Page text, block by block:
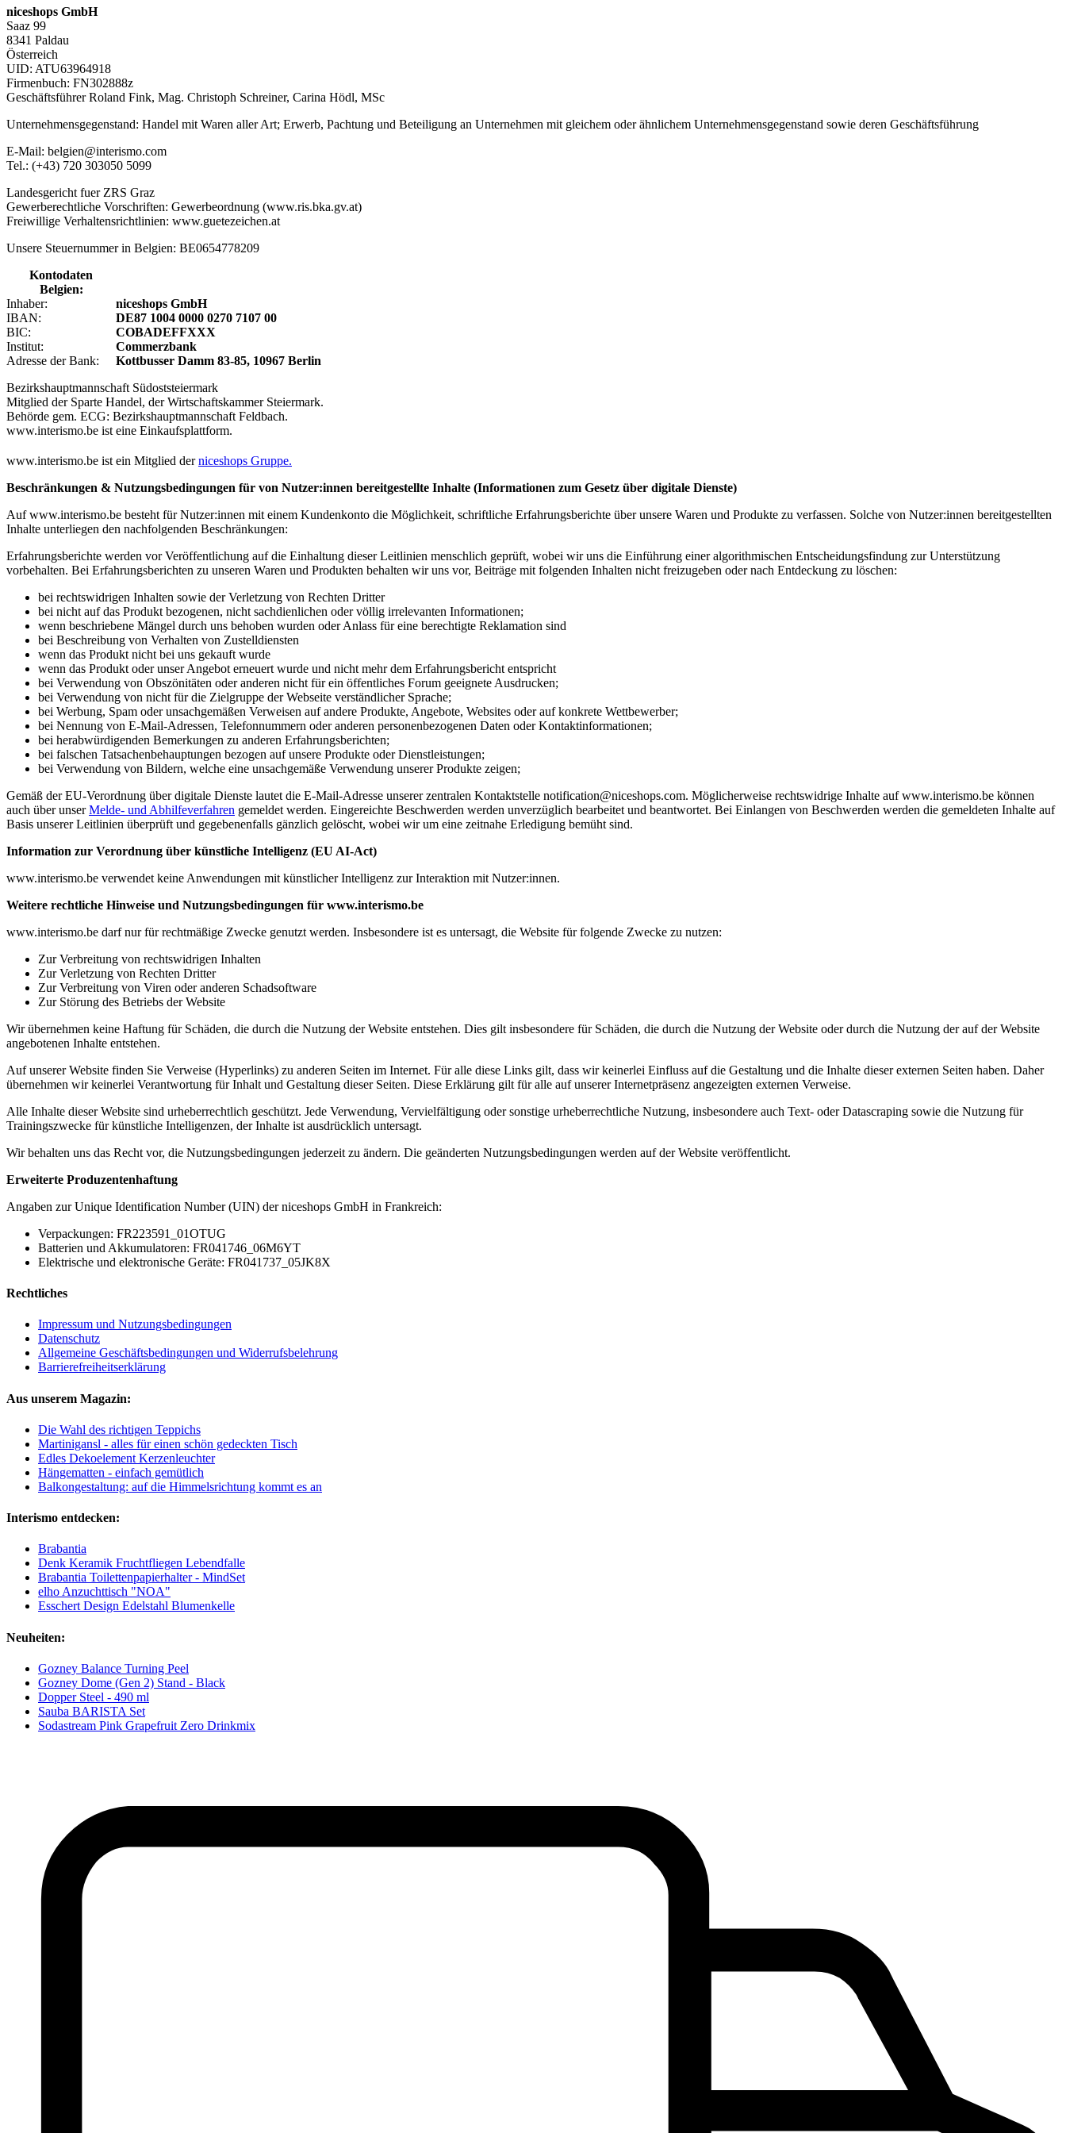
niceshops GmbH
Saaz 99
8341 Paldau
Österreich
UID: ATU63964918
Firmenbuch: FN302888z
Geschäftsführer Roland Fink, Mag. Christoph Schreiner, Carina Hödl, MSc
Unternehmensgegenstand: Handel mit Waren aller Art; Erwerb, Pachtung und Beteiligung an Unternehmen mit gleichem oder ähnlichem Unternehmensgegenstand sowie deren Geschäftsführung
E-Mail: belgien@interismo.com
Tel.: (+43) 720 303050 5099
Landesgericht fuer ZRS Graz
Gewerberechtliche Vorschriften: Gewerbeordnung (www.ris.bka.gv.at)
Freiwillige Verhaltensrichtlinien: www.guetezeichen.at
Unsere Steuernummer in Belgien: BE0654778209
Kontodaten
Belgien:
Inhaber:
niceshops GmbH
IBAN:
DE87 1004 0000 0270 7107 00
BIC:
COBADEFFXXX
Institut:
Commerzbank
Adresse der Bank:
Kottbusser Damm 83-85, 10967 Berlin
Bezirkshauptmannschaft Südoststeiermark
Mitglied der Sparte Handel, der Wirtschaftskammer Steiermark.
Behörde gem. ECG: Bezirkshauptmannschaft Feldbach.
www.interismo.be ist eine Einkaufsplattform.
www.interismo.be ist ein Mitglied derniceshops Gruppe.
Beschränkungen & Nutzungsbedingungen für von Nutzer:innen bereitgestellte Inhalte (Informationen zum Gesetz über digitale Dienste)
Auf www.interismo.be besteht für Nutzer:innen mit einem Kundenkonto die Möglichkeit, schriftliche Erfahrungsberichte über unsere Waren und Produkte zu verfassen. Solche von Nutzer:innen bereitgestellten
Inhalte unterliegen den nachfolgenden Beschränkungen:
Erfahrungsberichte werden vor Veröffentlichung auf die Einhaltung dieser Leitlinien menschlich geprüft, wobei wir uns die Einführung einer algorithmischen Entscheidungsfindung zur Unterstützung
vorbehalten. Bei Erfahrungsberichten zu unseren Waren und Produkten behalten wir uns vor, Beiträge mit folgenden Inhalten nicht freizugeben oder nach Entdeckung zu löschen:
bei rechtswidrigen Inhalten sowie der Verletzung von Rechten Dritter
bei nicht auf das Produkt bezogenen, nicht sachdienlichen oder völlig irrelevanten Informationen;
wenn beschriebene Mängel durch uns behoben wurden oder Anlass für eine berechtigte Reklamation sind
bei Beschreibung von Verhalten von Zustelldiensten
wenn das Produkt nicht bei uns gekauft wurde
wenn das Produkt oder unser Angebot erneuert wurde und nicht mehr dem Erfahrungsbericht entspricht
bei Verwendung von Obszönitäten oder anderen nicht für ein öffentliches Forum geeignete Ausdrucken;
bei Verwendung von nicht für die Zielgruppe der Webseite verständlicher Sprache;
bei Werbung, Spam oder unsachgemäßen Verweisen auf andere Produkte, Angebote, Websites oder auf konkrete Wettbewerber;
bei Nennung von E-Mail-Adressen, Telefonnummern oder anderen personenbezogenen Daten oder Kontaktinformationen;
bei herabwürdigenden Bemerkungen zu anderen Erfahrungsberichten;
bei falschen Tatsachenbehauptungen bezogen auf unsere Produkte oder Dienstleistungen;
bei Verwendung von Bildern, welche eine unsachgemäße Verwendung unserer Produkte zeigen;
Gemäß der EU-Verordnung über digitale Dienste lautet die E-Mail-Adresse unserer zentralen Kontaktstelle notification@niceshops.com. Möglicherweise rechtswidrige Inhalte auf www.interismo.be können
auch über unserMelde- und Abhilfeverfahren gemeldet werden. Eingereichte Beschwerden werden unverzüglich bearbeitet und beantwortet. Bei Einlangen von Beschwerden werden die gemeldeten Inhalte auf
Basis unserer Leitlinien überprüft und gegebenenfalls gänzlich gelöscht, wobei wir um eine zeitnahe Erledigung bemüht sind.
Information zur Verordnung über künstliche Intelligenz (EU AI-Act)
www.interismo.be verwendet keine Anwendungen mit künstlicher Intelligenz zur Interaktion mit Nutzer:innen.
Weitere rechtliche Hinweise und Nutzungsbedingungen für www.interismo.be
www.interismo.be darf nur für rechtmäßige Zwecke genutzt werden. Insbesondere ist es untersagt, die Website für folgende Zwecke zu nutzen:
Zur Verbreitung von rechtswidrigen Inhalten
Zur Verletzung von Rechten Dritter
Zur Verbreitung von Viren oder anderen Schadsoftware
Zur Störung des Betriebs der Website
Wir übernehmen keine Haftung für Schäden, die durch die Nutzung der Website entstehen. Dies gilt insbesondere für Schäden, die durch die Nutzung der Website oder durch die Nutzung der auf der Website
angebotenen Inhalte entstehen.
Auf unserer Website finden Sie Verweise (Hyperlinks) zu anderen Seiten im Internet. Für alle diese Links gilt, dass wir keinerlei Einfluss auf die Gestaltung und die Inhalte dieser externen Seiten haben. Daher
übernehmen wir keinerlei Verantwortung für Inhalt und Gestaltung dieser Seiten. Diese Erklärung gilt für alle auf unserer Internetpräsenz angezeigten externen Verweise.
Alle Inhalte dieser Website sind urheberrechtlich geschützt. Jede Verwendung, Vervielfältigung oder sonstige urheberrechtliche Nutzung, insbesondere auch Text- oder Datascraping sowie die Nutzung für
Trainingszwecke für künstliche Intelligenzen, der Inhalte ist ausdrücklich untersagt.
Wir behalten uns das Recht vor, die Nutzungsbedingungen jederzeit zu ändern. Die geänderten Nutzungsbedingungen werden auf der Website veröffentlicht.
Erweiterte Produzentenhaftung
Angaben zur Unique Identification Number (UIN) der niceshops GmbH in Frankreich:
Verpackungen: FR223591_01OTUG
Batterien und Akkumulatoren: FR041746_06M6YT
Elektrische und elektronische Geräte: FR041737_05JK8X
Rechtliches
Impressum und Nutzungsbedingungen
Datenschutz
Allgemeine Geschäftsbedingungen und Widerrufsbelehrung
Barrierefreiheitserklärung
Aus unserem Magazin:
Die Wahl des richtigen Teppichs
Martinigansl - alles für einen schön gedeckten Tisch
Edles Dekoelement Kerzenleuchter
Hängematten - einfach gemütlich
Balkongestaltung: auf die Himmelsrichtung kommt es an
Interismo entdecken:
Brabantia
Denk Keramik Fruchtfliegen Lebendfalle
Brabantia Toilettenpapierhalter - MindSet
elho Anzuchttisch "NOA"
Esschert Design Edelstahl Blumenkelle
Neuheiten:
Gozney Balance Turning Peel
Gozney Dome (Gen 2) Stand - Black
Dopper Steel - 490 ml
Sauba BARISTA Set
Sodastream Pink Grapefruit Zero Drinkmix